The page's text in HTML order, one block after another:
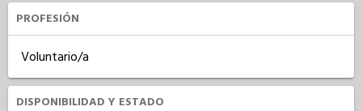
PROFESIÓN
Voluntario/a
DISPONIBILIDAD Y ESTADO